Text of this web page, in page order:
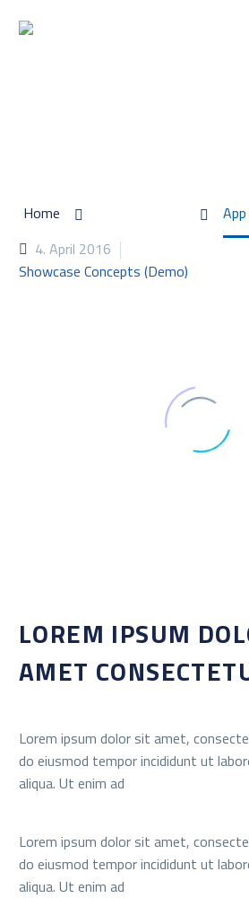
Home
4. April 2016
Showcase Concepts (Demo)
LOREM IPSUM
AMET
Lorem ipsum dolor sit amet,
do eiusmod tempor incididunt ut
aliqua. Ut enim ad
Lorem ipsum dolor sit amet,
do eiusmod tempor incididunt ut
aliqua. Ut enim ad